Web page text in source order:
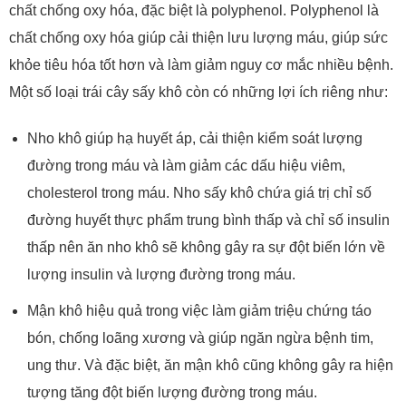
chất chống oxy hóa, đặc biệt là polyphenol. Polyphenol là
chất chống oxy hóa giúp cải thiện lưu lượng máu, giúp sức
khỏe tiêu hóa tốt hơn và làm giảm nguy cơ mắc nhiều bệnh.
Một số loại trái cây sấy khô còn có những lợi ích riêng như:
Nho khô giúp hạ huyết áp, cải thiện kiểm soát lượng
đường trong máu và làm giảm các dấu hiệu viêm,
cholesterol trong máu. Nho sấy khô chứa giá trị chỉ số
đường huyết thực phẩm trung bình thấp và chỉ số insulin
thấp nên ăn nho khô sẽ không gây ra sự đột biến lớn về
lượng insulin và lượng đường trong máu.
Mận khô hiệu quả trong việc làm giảm triệu chứng táo
bón, chống loãng xương và giúp ngăn ngừa bệnh tim,
ung thư. Và đặc biệt, ăn mận khô cũng không gây ra hiện
tượng tăng đột biến lượng đường trong máu.